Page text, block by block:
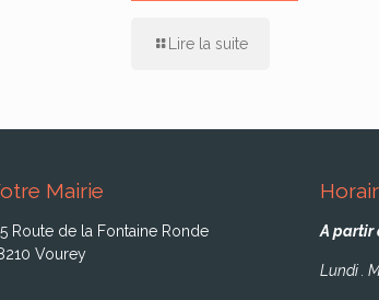
Lire la suite
Mairie
Route de la Fontaine Ronde
Vourey
A partir
Lundi .